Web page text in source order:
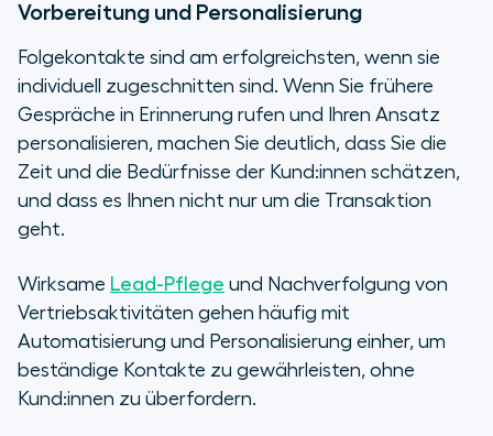
Vorbereitung und Personalisierung
Folgekontakte sind am erfolgreichsten, wenn sie
individuell zugeschnitten sind. Wenn Sie frühere
Gespräche in Erinnerung rufen und Ihren Ansatz
personalisieren, machen Sie deutlich, dass Sie die
Zeit und die Bedürfnisse der Kund:innen schätzen,
und dass es Ihnen nicht nur um die Transaktion
geht.
Wirksame Lead-Pflege und Nachverfolgung von
Vertriebsaktivitäten gehen häufig mit
Automatisierung und Personalisierung einher, um
beständige Kontakte zu gewährleisten, ohne
Kund:innen zu überfordern.